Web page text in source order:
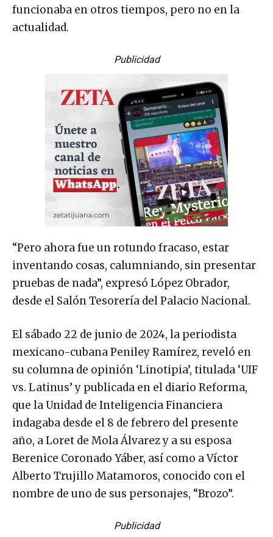
funcionaba en otros tiempos, pero no en la
actualidad.
Publicidad
“Pero ahora fue un rotundo fracaso, estar
inventando cosas, calumniando, sin presentar
pruebas de nada”, expresó López Obrador,
desde el Salón Tesorería del Palacio Nacional.
El sábado 22 de junio de 2024, la periodista
mexicano-cubana Peniley Ramírez, reveló en
su columna de opinión ‘Linotipia’, titulada ‘UIF
vs. Latinus’ y publicada en el diario Reforma,
que la Unidad de Inteligencia Financiera
indagaba desde el 8 de febrero del presente
año, a Loret de Mola Álvarez y a su esposa
Berenice Coronado Yáber, así como a Víctor
Alberto Trujillo Matamoros, conocido con el
nombre de uno de sus personajes, “Brozo”.
Publicidad